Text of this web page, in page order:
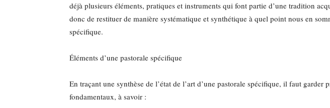
déjà plusieurs éléments, pratiques et instruments qui font partie d’une tradition
donc de restituer de manière systématique et synthétique à quel point nous en
spécifique.
Éléments d’une pastorale spécifique
En traçant une synthèse de l’état de l’art d’une pastorale spécifique, il faut garder
fondamentaux, à savoir :